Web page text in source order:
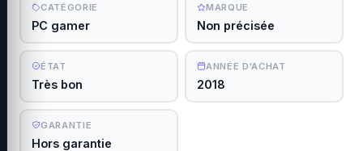
CATÉGORIE
PC gamer
MARQUE
Non précisée
ÉTAT
Très bon
ANNÉE D'ACHAT
2018
GARANTIE
Hors garantie